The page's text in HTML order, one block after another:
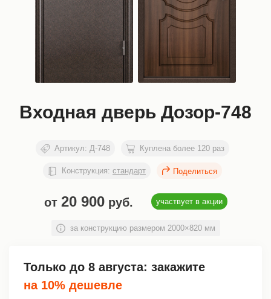
Входная дверь Дозор-748
Артикул: Д-748 Куплена более 120 раз
Конструкция: стандарт
от 20 900руб. участвует в акции
за конструкцию размером 2000×820 мм
Только до 8 августа: закажите
на 10% дешевле